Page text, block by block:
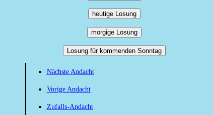
heutige Losung
morgige Losung
Losung für kommenden Sonntag
Nächste Andacht
Vorige Andacht
Zufalls-Andacht